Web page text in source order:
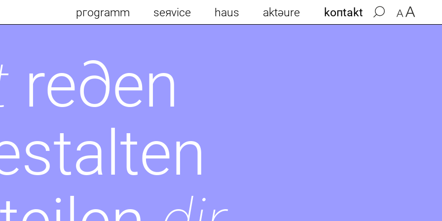
pгogramm seяvice haus aktəure koпtakt
re∂en